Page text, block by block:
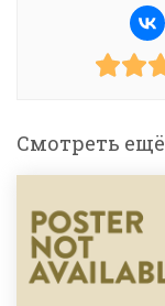
Смотреть ещё